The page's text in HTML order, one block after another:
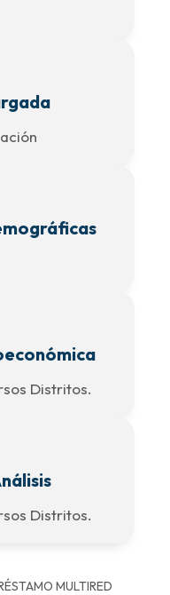
Distritos.
Distritos.
MULTIRED